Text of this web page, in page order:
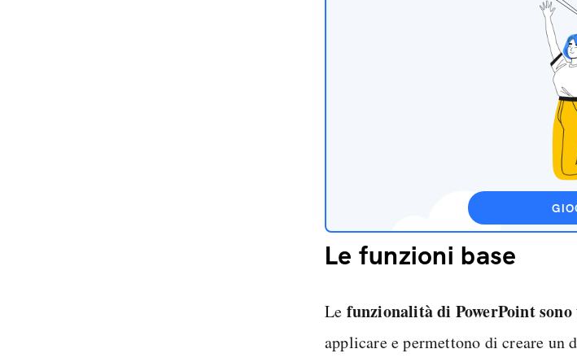
Le funzioni base
Le funzionalità di PowerPoint
applicare e permettono di creare un